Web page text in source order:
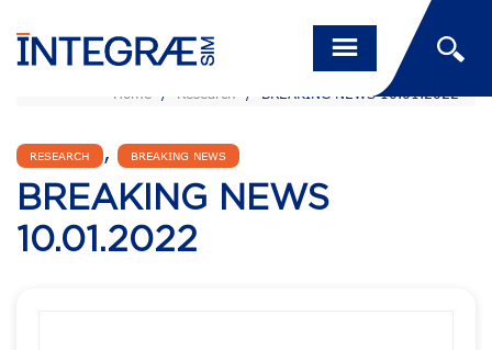
Home / Research / BREAKING NEWS 10.01.2022
RESEARCH , BREAKING NEWS
BREAKING NEWS
10.01.2022